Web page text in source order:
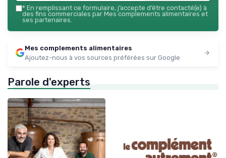
* En remplissant ce formulaire, j’accepte d’être contacté(e) à
des fins commerciales par Mes complements alimentaires et
ses partenaires.
Mes complements alimentaires
Ajoutez-nous à vos sources préférées sur Google
Parole d'experts